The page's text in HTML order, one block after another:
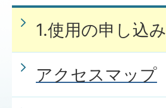
1.使用の申し込み
アクセスマップ